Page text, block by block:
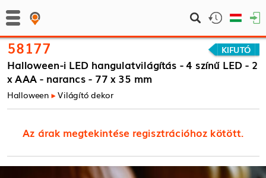
58177 KIFUTÓ
Halloween-i LED hangulatvilágítás - 4 színű LED - 2
x AAA - narancs - 77 x 35 mm
Halloween Világító dekor
Az árak megtekintése regisztrációhoz kötött.